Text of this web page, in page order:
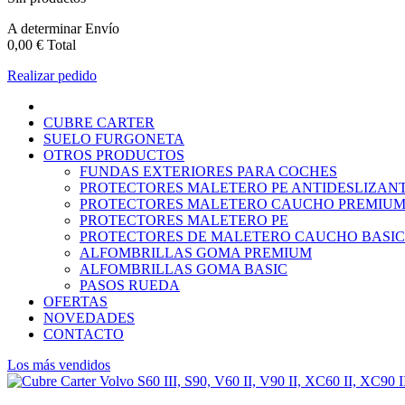
A determinarEnvío
0,00 € Total
Realizar pedido
CUBRE CARTER
SUELO FURGONETA
OTROS PRODUCTOS
FUNDAS EXTERIORES PARA COCHES
PROTECTORES MALETERO PE
PROTECTORES MALETERO CAUCHO PREMIUM
PROTECTORES MALETERO PE
PROTECTORES DE MALETERO CAUCHO BASIC
ALFOMBRILLAS GOMA PREMIUM
ALFOMBRILLAS GOMA BASIC
PASOS RUEDA
OFERTAS
NOVEDADES
CONTACTO
Los más vendidos